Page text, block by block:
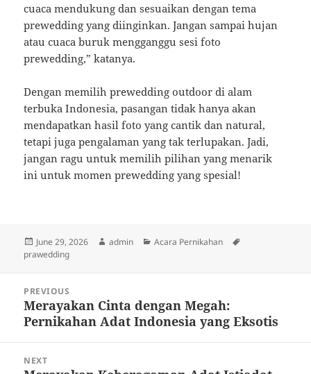
cuaca mendukung dan sesuaikan dengan tema
prewedding yang diinginkan. Jangan sampai hujan
atau cuaca buruk mengganggu sesi foto
prewedding,” katanya.
Dengan memilih prewedding outdoor di alam
terbuka Indonesia, pasangan tidak hanya akan
mendapatkan hasil foto yang cantik dan natural,
tetapi juga pengalaman yang tak terlupakan. Jadi,
jangan ragu untuk memilih pilihan yang menarik
ini untuk momen prewedding yang spesial!
Posted
on
June 29, 2026 Author
admin Categories
Acara Pernikahan
prawedding
navigation
PREVIOUS
Previous
post:
Merayakan Cinta dengan Megah:
Pernikahan Adat Indonesia yang Eksotis
NEXT